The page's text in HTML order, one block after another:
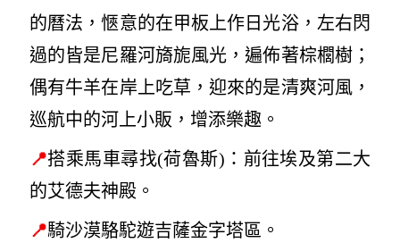
的曆法，愜意的在甲板上作日光浴，左右閃
過的皆是尼羅河旖旎風光，遍佈著棕櫚樹；
偶有牛羊在岸上吃草，迎來的是清爽河風，
巡航中的河上小販，增添樂趣。
📍搭乘馬車尋找(荷魯斯) ：前往埃及第二大
的艾德夫神殿。
📍騎沙漠駱駝遊吉薩金字塔區。